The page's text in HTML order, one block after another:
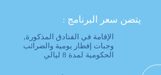
يتضن سعر البرنامج :
الإقامة في الفنادق المذكورة,
وجبات إفطار یومیة والضرائب
الحكومیة لمدة 8 لیالي